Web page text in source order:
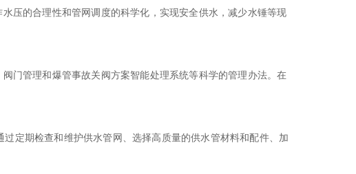
压的合理性和管网调度的科学化，实现安全供水，减少水锤等现
门管理和爆管事故关阀方案智能处理系统等科学的管理办法。在
过定期检查和维护供水管网、选择高质量的供水管材料和配件、加